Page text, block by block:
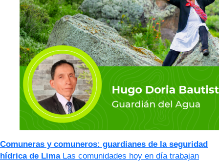
Comuneras y comuneros: guardianes de la seguridad
hídrica de Lima Las comunidades hoy en día trabajan